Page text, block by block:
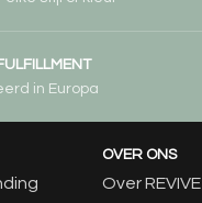
in Europa
OVER ONS
Over REVIVE